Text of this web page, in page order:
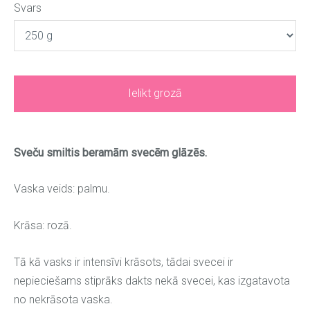
Svars
Ielikt grozā
Sveču smiltis beramām svecēm glāzēs.
Vaska veids: palmu.
Krāsa: rozā.
Tā kā vasks ir intensīvi krāsots, tādai svecei ir
nepieciešams stiprāks dakts nekā svecei, kas izgatavota
no nekrāsota vaska.